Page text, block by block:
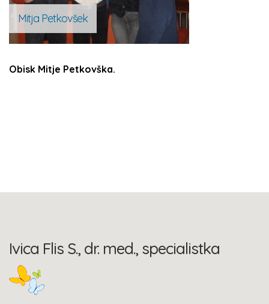
Mitja Petkovšek
Obisk Mitje Petkovška.
Ivica Flis S., dr. med., specialistka